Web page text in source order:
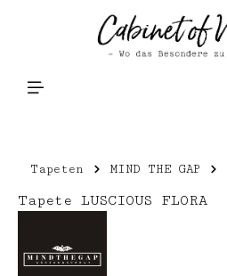
Zum Hauptinhalt springen
Tapeten MIND THE GAP
Tapete LUSCIOUS FLORA